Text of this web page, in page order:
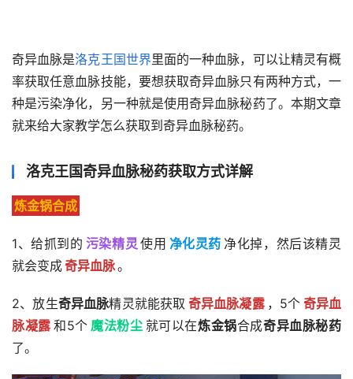
奇异血脉是洛克王国世界里面的一种血脉，可以让精灵有概
率获取任意血脉技能，要想获取奇异血脉只有两种方式，一
种是污染净化，另一种就是使用奇异血脉秘药了。本期文章
就来给大家教学怎么获取到奇异血脉秘药。
洛克王国奇异血脉秘药获取方式详解
炼金锅合成
1、给抓到的 污染精灵使用 净化灵药 净化掉，然后该精灵
就会变成奇异血脉。
2、放生奇异血脉精灵就能获取 奇异血脉凝露 ，5个 奇异血
脉凝露和5个 魔法粉尘 就可以在炼金锅合成奇异血脉秘药
了。